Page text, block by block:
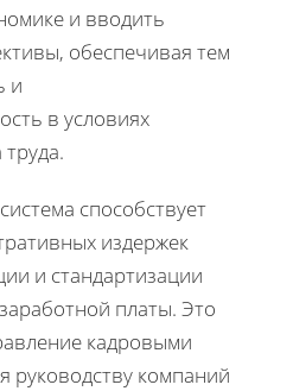
и вводить
обеспечивая тем
и
в условиях
способствует
издержек
и стандартизации
платы. Это
кадровыми
руководству компаний